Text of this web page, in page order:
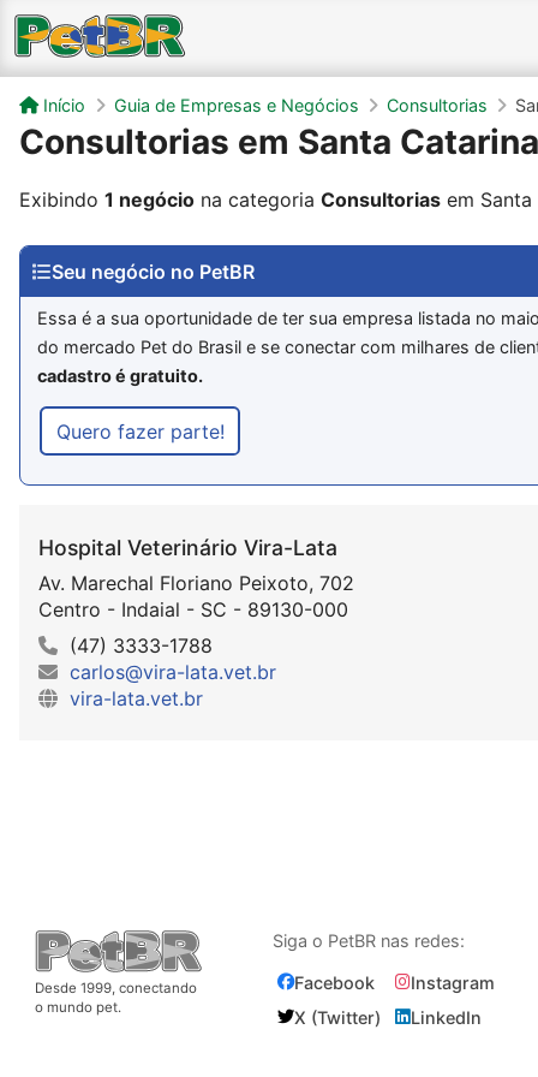
Início Guia de Empresas e Negócios Consultorias
Consultorias em Santa Catarina
Exibindo 1 negócio na categoria Consultorias em
Seu negócio no PetBR
Essa é a sua oportunidade de ter sua empresa listada no
do mercado Pet do Brasil e se conectar com milhares de
cadastro é gratuito.
Quero fazer parte!
Hospital Veterinário Vira-Lata
Av. Marechal Floriano Peixoto, 702
Centro - Indaial - SC - 89130-000
(47) 3333-1788
carlos@vira-lata.vet.br
vira-lata.vet.br
Desde 1999, conectando
o mundo pet.
Siga o PetBR nas redes:
Facebook
Instagram
X (Twitter)
LinkedIn